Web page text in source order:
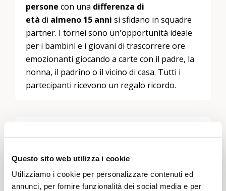
Questo sito web utilizza i cookie
Utilizziamo i cookie per personalizzare contenuti ed
annunci, per fornire funzionalità dei social media e per
persone con una differenza di
età di almeno 15 anni si sfidano in squadre
partner. I tornei sono un'opportunità ideale
per i bambini e i giovani di trascorrere ore
emozionanti giocando a carte con il padre, la
nonna, il padrino o il vicino di casa. Tutti i
partecipanti ricevono un regalo ricordo.
Lascia un commento